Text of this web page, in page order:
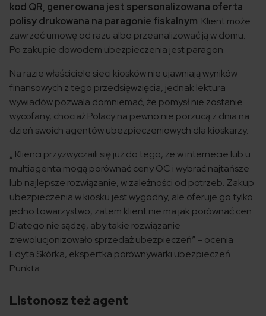
kod QR, generowana jest spersonalizowana oferta
polisy drukowana na paragonie fiskalnym. Klient może
zawrzeć umowę od razu albo przeanalizować ją w domu.
Po zakupie dowodem ubezpieczenia jest paragon.
Na razie właściciele sieci kiosków nie ujawniają wyników
finansowych z tego przedsięwzięcia, jednak lektura
wywiadów pozwala domniemać, że pomysł nie zostanie
wycofany, chociaż Polacy na pewno nie porzucą z dnia na
dzień swoich agentów ubezpieczeniowych dla kioskarzy.
„ Klienci przyzwyczaili się już do tego, że w internecie lub u
multiagenta mogą porównać ceny OC i wybrać najtańsze
lub najlepsze rozwiązanie, w zależności od potrzeb. Zakup
ubezpieczenia w kiosku jest wygodny, ale oferuje go tylko
jedno towarzystwo, zatem klient nie ma jak porównać cen.
Dlatego nie sądzę, aby takie rozwiązanie
zrewolucjonizowało sprzedaż ubezpieczeń” – ocenia
Edyta Skórka, ekspertka porównywarki ubezpieczeń
Punkta.
Listonosz też agent